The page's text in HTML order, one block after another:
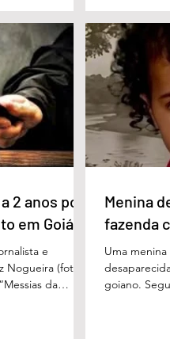
erro de três
em empate
o presidente
das
turno,
de voto,
Perillo
Morais (PL),
3%, e
2 anos por
em Goiás
e
Nogueira (foto
da
Menina
fazenda
Uma
goiano.